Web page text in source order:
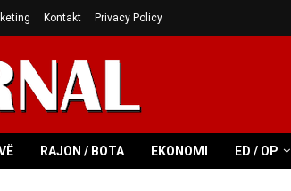
Kontakt Privacy Policy
RAJON / BOTA EKONOMI ED / OP